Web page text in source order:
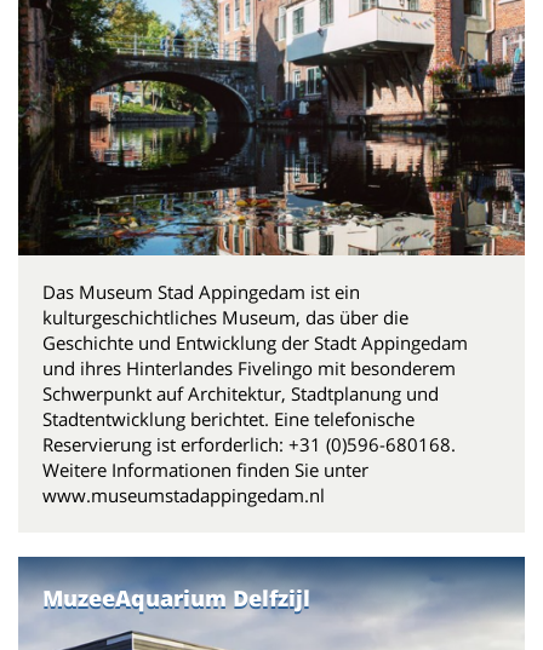
Das Museum Stad Appingedam ist ein
kulturgeschichtliches Museum, das über die
Geschichte und Entwicklung der Stadt Appingedam
und ihres Hinterlandes Fivelingo mit besonderem
Schwerpunkt auf Architektur, Stadtplanung und
Stadtentwicklung berichtet. Eine telefonische
Reservierung ist erforderlich: +31 (0)596-680168.
Weitere Informationen finden Sie unter
www.museumstadappingedam.nl
MuzeeAquarium Delfzijl